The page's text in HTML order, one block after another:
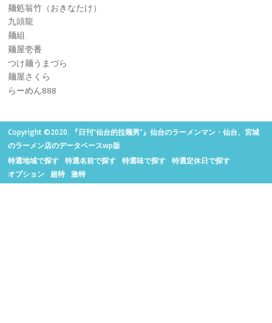
麺処翁竹（おきなたけ）
九頭龍
麺組
麺屋壱番
つけ麺うまづら
麺屋さくら
らーめん888
Copyright ©2020. 『日刊“仙台的拉麺男”』仙台のラーメンマン・仙台、宮城
のラーメン店のデータベースwp版
特選地域で探す
特選名前で探す 特選味で探す
特選定休日で探す
オプション
超特 激特